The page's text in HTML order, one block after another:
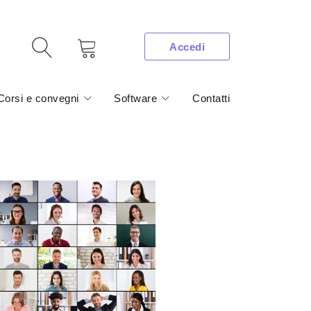
Accedi
e convegni Software Contatti